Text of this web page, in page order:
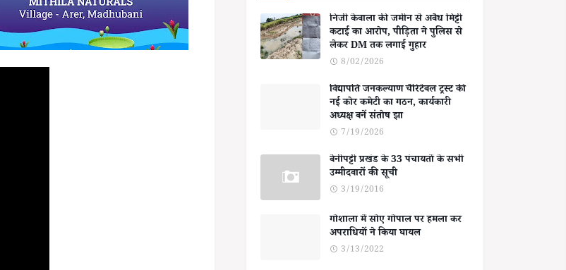
निजी केवाला की जमीन से अवैध मिट्टी
कटाई का आरोप, पीड़िता ने पुलिस से
लेकर DM तक लगाई गुहार
8/02/2026
विद्यापति जनकल्याण चैरिटेबल ट्रस्ट की
नई कोर कमेटी का गठन, कार्यकारी
अध्यक्ष बनें संतोष झा
7/19/2026
बेनीपट्टी प्रखंड के 33 पंचायतों के सभी
उम्मीदवारों की सूची
3/19/2016
गोशाला में सोए गोपाल पर हमला कर
अपराधियों ने किया घायल
3/13/2022